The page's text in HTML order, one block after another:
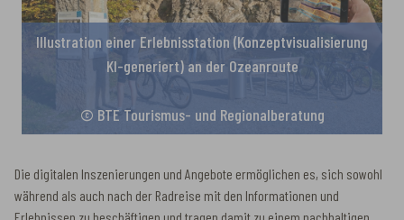
Illustration einer Erlebnisstation (Konzeptvisualisierung
KI-generiert) an der Ozeanroute
© BTE Tourismus- und Regionalberatung
Die digitalen Inszenierungen und Angebote ermöglichen es, sich sowohl
während als auch nach der Radreise mit den Informationen und